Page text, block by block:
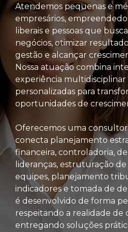
Atendemos pequenas e
empresários,
liberais e pessoas que
negócios, otimizar
gestão e alcançar
Nossa atuação combina
experiência multidisciplinar
personalizadas para
oportunidades de
Oferecemos uma
conecta planejamento
financeira, controladoria,
lideranças, estruturação
equipes, planejamento
indicadores e tomada de
é desenvolvido de forma
respeitando a realidade de
entregando soluções